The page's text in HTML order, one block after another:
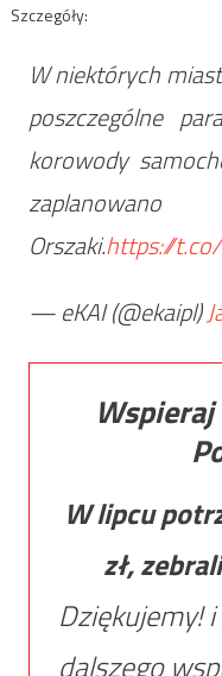
Szczegóły:
W niektórych
poszczególne
korowody
Orszaki.https://
— eKAI (@ekaipl)
W lipcu
zł,
Dziękujemy!
dalszego